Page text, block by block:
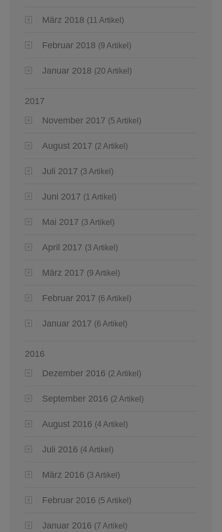
März 2018 (11 Artikel)
Februar 2018 (9 Artikel)
Januar 2018 (20 Artikel)
2017
November 2017 (5 Artikel)
August 2017 (2 Artikel)
Juli 2017 (3 Artikel)
Juni 2017 (1 Artikel)
Mai 2017 (3 Artikel)
April 2017 (3 Artikel)
März 2017 (9 Artikel)
Februar 2017 (6 Artikel)
Januar 2017 (6 Artikel)
2016
Dezember 2016 (2 Artikel)
September 2016 (2 Artikel)
August 2016 (4 Artikel)
Juli 2016 (4 Artikel)
März 2016 (3 Artikel)
Februar 2016 (5 Artikel)
Januar 2016 (7 Artikel)